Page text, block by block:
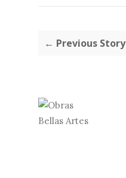
← Previous Story